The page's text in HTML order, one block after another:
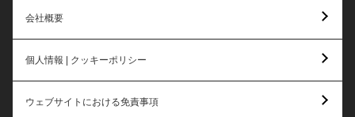
会社概要
個人情報 | クッキーポリシー
ウェブサイトにおける免責事項